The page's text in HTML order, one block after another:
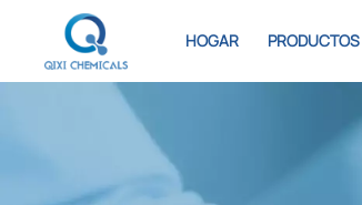
HOGAR PRODUCTOS